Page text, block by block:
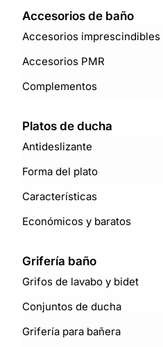
Accesorios de baño
Accesorios imprescindibles
Accesorios PMR
Complementos
Platos de ducha
Antideslizante
Forma del plato
Características
Económicos y baratos
Grifería baño
Grifos de lavabo y bidet
Conjuntos de ducha
Grifería para bañera